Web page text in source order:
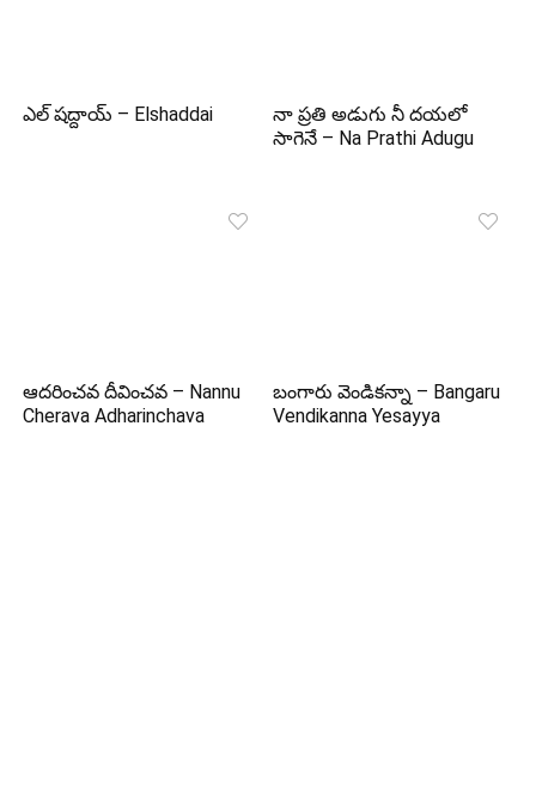
ఎల్ షద్దాయ్ – Elshaddai
నా ప్రతి అడుగు నీ దయలో
సాగెనే – Na Prathi Adugu
ఆదరించవ దీవించవ – Nannu
Cherava Adharinchava
బంగారు వెండికన్నా – Bangaru
Vendikanna Yesayya